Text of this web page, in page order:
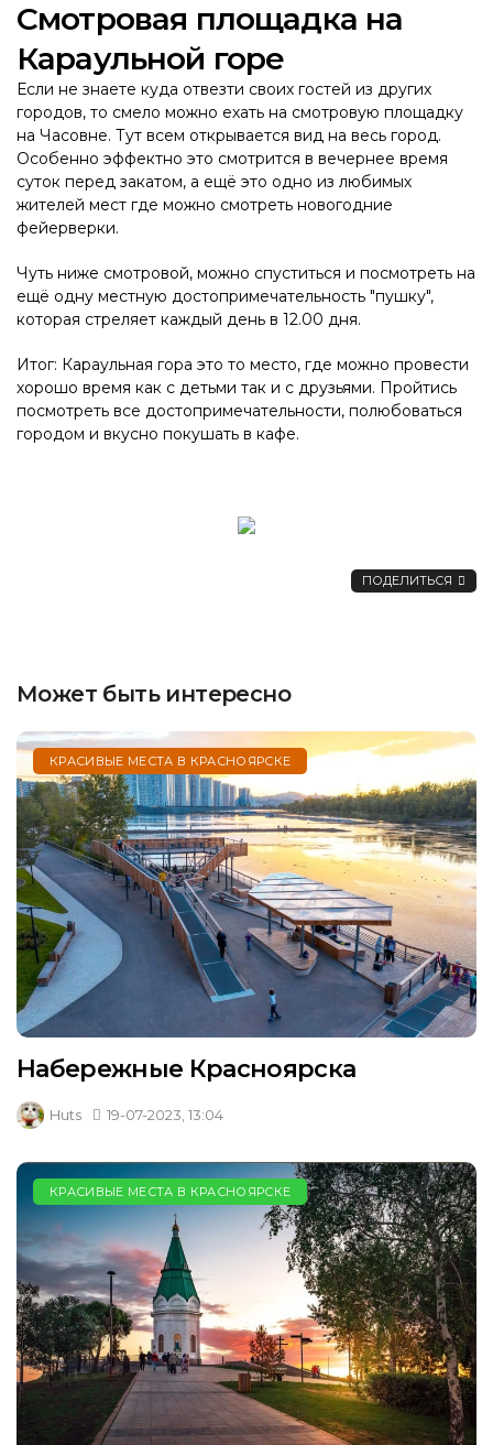
Смотровая площадка на
Караульной горе
Если не знаете куда отвезти своих гостей из других
городов, то смело можно ехать на смотровую площадку
на Часовне. Тут всем открывается вид на весь город.
Особенно эффектно это смотрится в вечернее время
суток перед закатом, а ещё это одно из любимых
жителей мест где можно смотреть новогодние
фейерверки.
Чуть ниже смотровой, можно спуститься и посмотреть на
ещё одну местную достопримечательность "пушку",
которая стреляет каждый день в 12.00 дня.
Итог: Караульная гора это то место, где можно провести
хорошо время как с детьми так и с друзьями. Пройтись
посмотреть все достопримечательности, полюбоваться
городом и вкусно покушать в кафе.
ПОДЕЛИТЬСЯ
Может быть интересно
КРАСИВЫЕ МЕСТА В КРАСНОЯРСКЕ
Набережные Красноярска
Huts 19-07-2023, 13:04
КРАСИВЫЕ МЕСТА В КРАСНОЯРСКЕ